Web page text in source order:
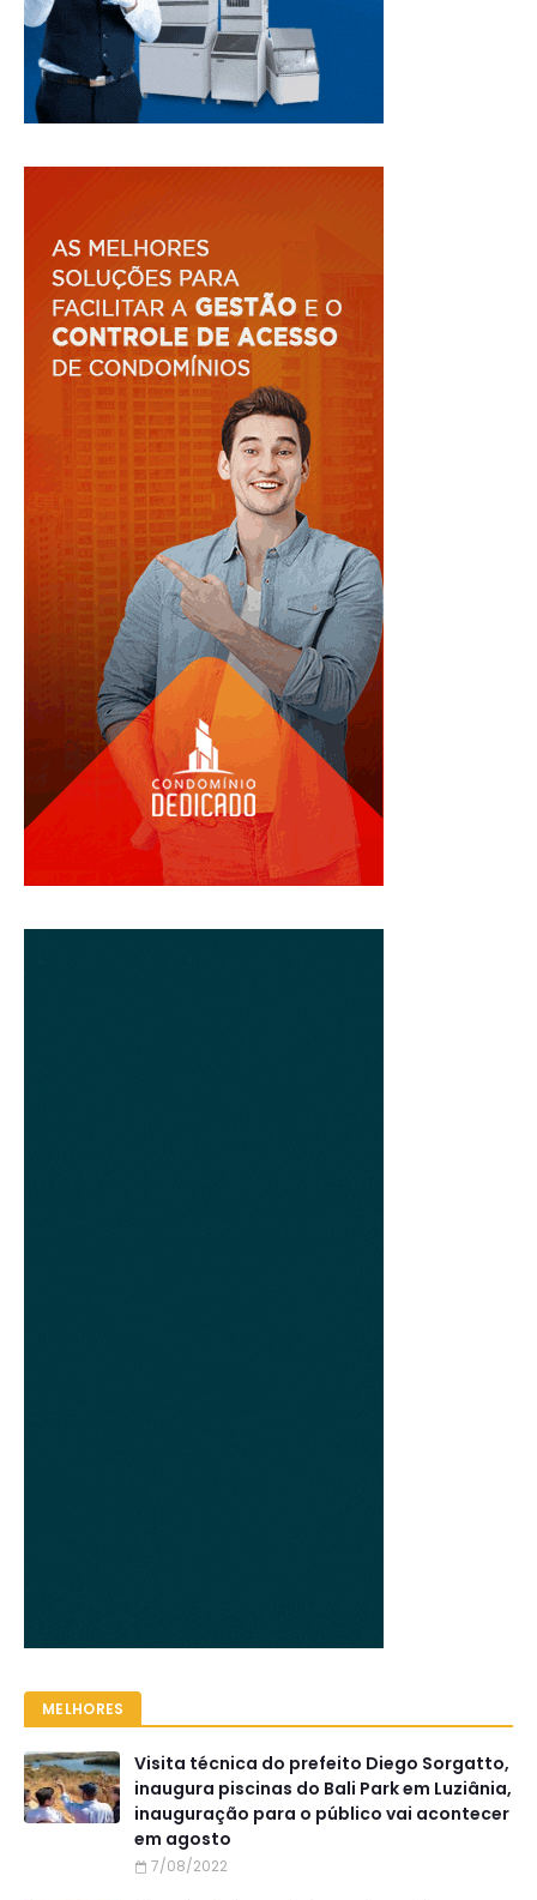
MELHORES
Visita técnica do prefeito Diego Sorgatto,
inaugura piscinas do Bali Park em Luziânia,
inauguração para o público vai acontecer
em agosto
7/08/2022